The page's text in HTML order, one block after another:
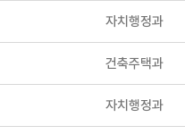
자치행정과
건축주택과
자치행정과